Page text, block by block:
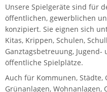
Unsere Spielgeräte sind für
öffentlichen, gewerblichen
konzipiert. Sie eignen sich
Kitas, Krippen, Schulen,
Ganztagsbetreuung,
öffentliche Spielplätze.
Auch für Kommunen, Städte,
Grünanlagen, Wohnanlagen,